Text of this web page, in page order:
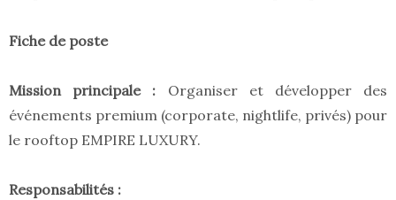
Fiche de poste
Mission principale : Organiser et développer des
événements premium (corporate, nightlife, privés) pour
le rooftop EMPIRE LUXURY.
Responsabilités :